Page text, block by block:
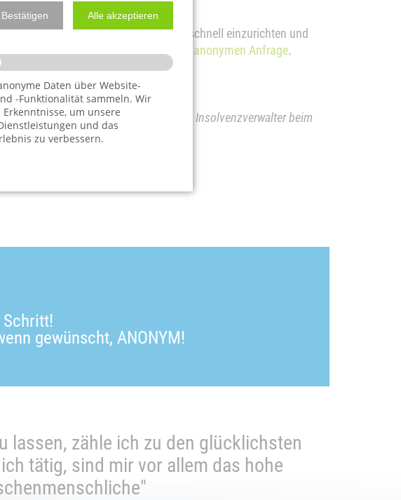
Ihnen, Ihren Pfändungsschutz schnell einzurichten und
unverbindlichen und auf Wunsch anonymen Anfrage.
Konto
zugelassen (§ 1 AG-InsO BW), Insolvenzverwalter beim
gewünscht, ANONYM!
lassen, zähle ich zu den glücklichsten
tätig, sind mir vor allem das hohe
Bestätigen Alle akzeptieren
Daten über Website-
-Funktionalität sammeln. Wir
um unsere
und das
zu verbessern.